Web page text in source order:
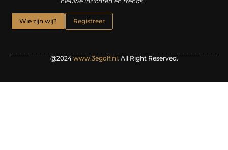
Wie zijn wij? Registreer
@2024www.3egolf.nl.All Right Reserved.